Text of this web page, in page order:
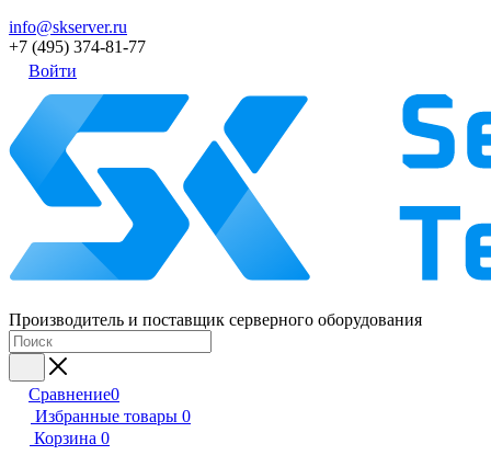
info@skserver.ru
+7 (495) 374-81-77
Войти
Производитель и поставщик серверного оборудования
Сравнение0
Избранные товары 0
Корзина 0